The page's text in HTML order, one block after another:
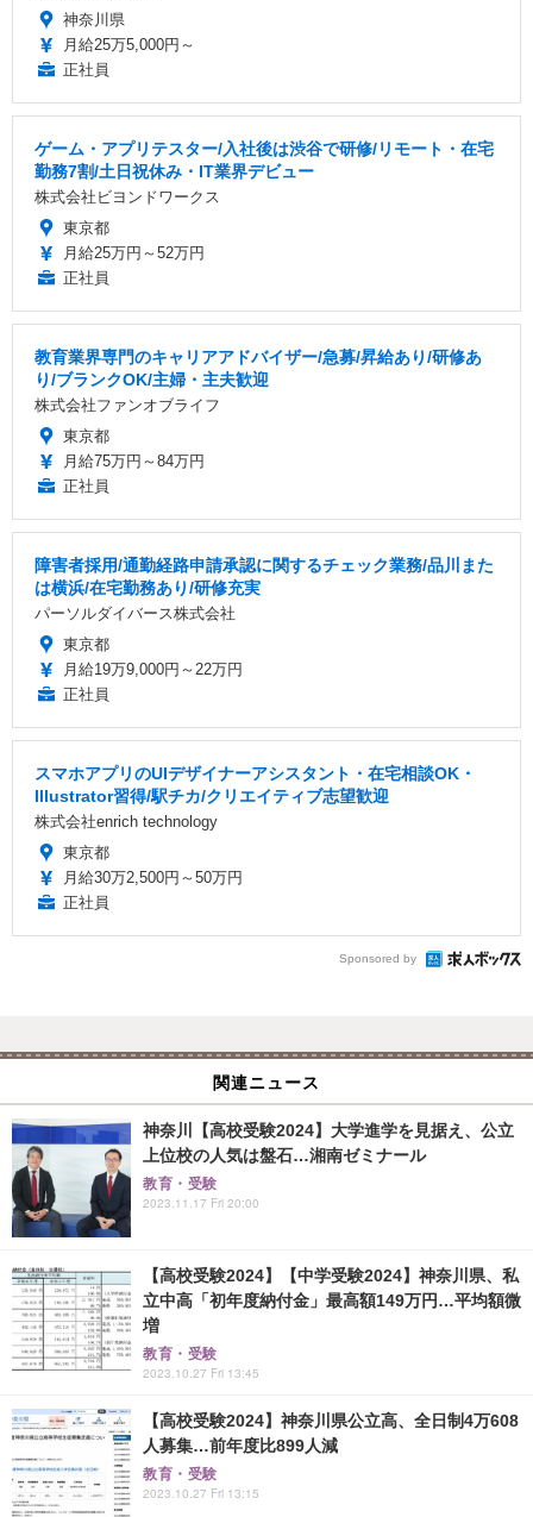
神奈川県
月給25万5,000円～
正社員
ゲーム・アプリテスター/入社後は渋谷で研修/リモート・在宅
勤務7割/土日祝休み・IT業界デビュー
株式会社ビヨンドワークス
東京都
月給25万円～52万円
正社員
教育業界専門のキャリアアドバイザー/急募/昇給あり/研修あ
り/ブランクOK/主婦・主夫歓迎
株式会社ファンオブライフ
東京都
月給75万円～84万円
正社員
障害者採用/通勤経路申請承認に関するチェック業務/品川また
は横浜/在宅勤務あり/研修充実
パーソルダイバース株式会社
東京都
月給19万9,000円～22万円
正社員
スマホアプリのUIデザイナーアシスタント・在宅相談OK・
Illustrator習得/駅チカ/クリエイティブ志望歓迎
株式会社enrich technology
東京都
月給30万2,500円～50万円
正社員
Sponsored by
関連ニュース
神奈川【高校受験2024】大学進学を見据え、公立
上位校の人気は盤石…湘南ゼミナール
教育・受験
2023.11.17 Fri 20:00
【高校受験2024】【中学受験2024】神奈川県、私
立中高「初年度納付金」最高額149万円…平均額微
増
教育・受験
2023.10.27 Fri 13:45
【高校受験2024】神奈川県公立高、全日制4万608
人募集…前年度比899人減
教育・受験
2023.10.27 Fri 13:15